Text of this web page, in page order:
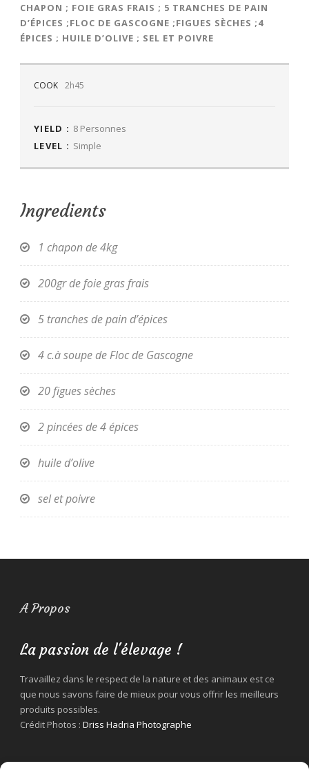
CHAPON ; FOIE GRAS FRAIS ; 5 TRANCHES DE PAIN
D’ÉPICES ;FLOC DE GASCOGNE ;FIGUES SÈCHES ;4
ÉPICES ; HUILE D’OLIVE ; SEL ET POIVRE
COOK 2h45
YIELD : 8 Personnes
LEVEL : Simple
Ingredients
1 chapon de 4kg
200gr de foie gras frais
5 tranches de pain d’épices
4 c.à soupe de Floc de Gascogne
20 figues sèches
2 pincées de 4 épices
huile d’olive
sel et poivre
A Propos
La passion de l'élevage !
Travaillez dans le respect de la nature et des animaux est ce
que nous savons faire de mieux pour vous offrir les meilleurs
produits possibles.
Crédit Photos : Driss Hadria Photographe